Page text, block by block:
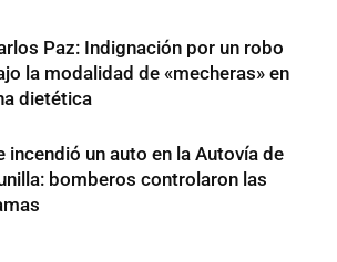
Paz: Indignación por un robo
la modalidad de «mecheras» en
dietética
incendió un auto en la Autovía de
bomberos controlaron las